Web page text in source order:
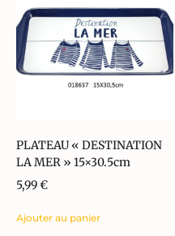
PLATEAU « DESTINATION
LA MER » 15×30.5cm
5,99€
Ajouter au panier